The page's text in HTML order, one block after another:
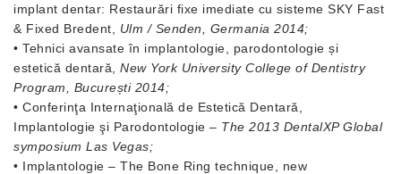
implant dentar: Restaurări fixe imediate cu sisteme SKY Fast
& Fixed Bredent, Ulm / Senden, Germania 2014;
• Tehnici avansate în implantologie, parodontologie și
estetică dentară, New York University College of Dentistry
Program, București 2014;
• Conferinţa Internaţională de Estetică Dentară,
Implantologie şi Parodontologie – The 2013 DentalXP Global
symposium Las Vegas;
• Implantologie – The Bone Ring technique, new